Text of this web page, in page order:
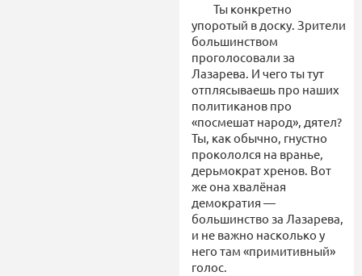
Ты конкретно
упоротый в доску. Зрители
большинством
проголосовали за
Лазарева. И чего ты тут
отплясываешь про наших
политиканов про
«посмешат народ», дятел?
Ты, как обычно, гнустно
прокололся на вранье,
дерьмократ хренов. Вот
же она хвалёная
демократия —
большинство за Лазарева,
и не важно насколько у
него там «примитивный»
голос.